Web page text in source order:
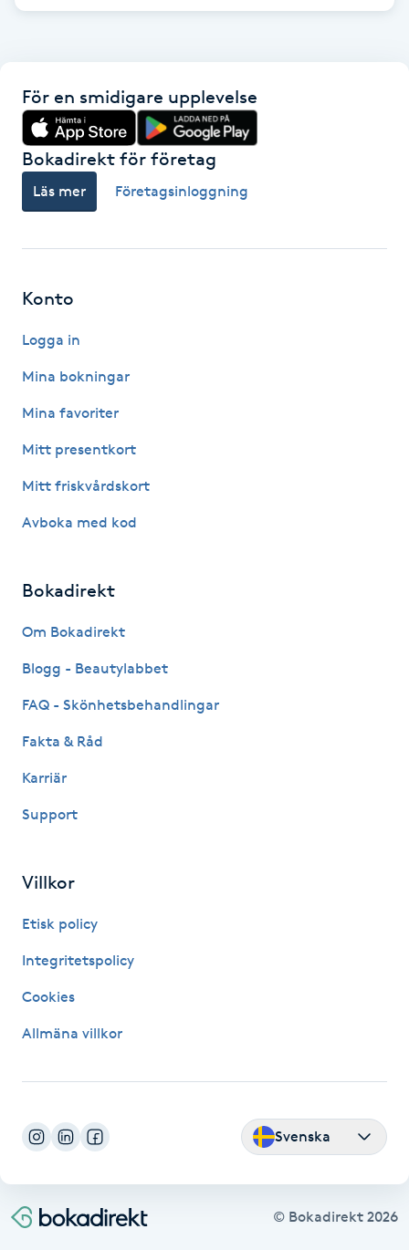
Gel naglar
Gelenaglar
Gellack
Gravidyoga
Gruppträning
Headspa
Herrklippning
HIFU
Hudföryngring
Huduppstramning
Hypnos
För en smidigare upplevelse
Bokadirekt för företag
Läs mer Företagsinloggning
Konto
Logga in
Mina bokningar
Mina favoriter
Mitt presentkort
Mitt friskvårdskort
Avboka med kod
Bokadirekt
Om Bokadirekt
Blogg - Beautylabbet
FAQ - Skönhetsbehandlingar
Fakta & Råd
Karriär
Support
Villkor
Etisk policy
Integritetspolicy
Cookies
Allmäna villkor
Svenska
© Bokadirekt 2026